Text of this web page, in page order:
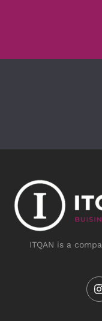
ITQAN is a